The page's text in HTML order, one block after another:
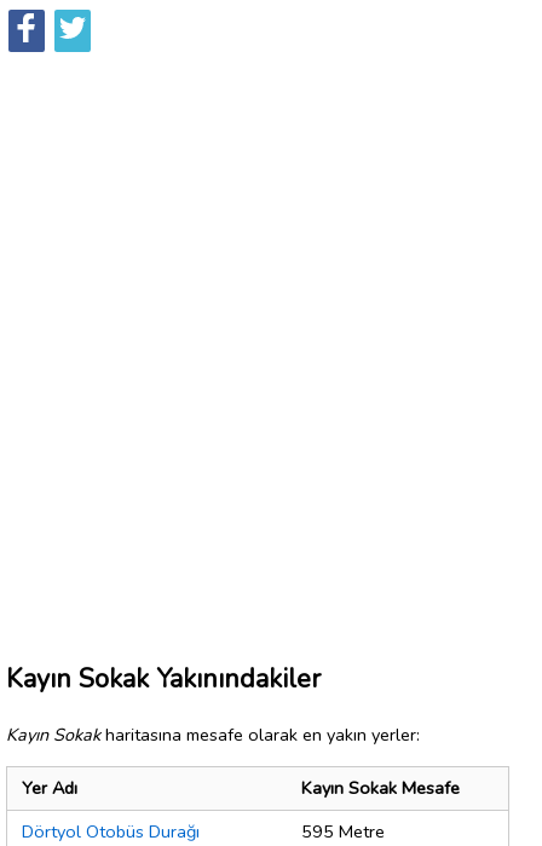
Kayın Sokak Yakınındakiler
Kayın Sokakharitasına mesafe olarak en yakın yerler:
Yer Adı
Kayın Sokak Mesafe
Dörtyol Otobüs Durağı
595 Metre